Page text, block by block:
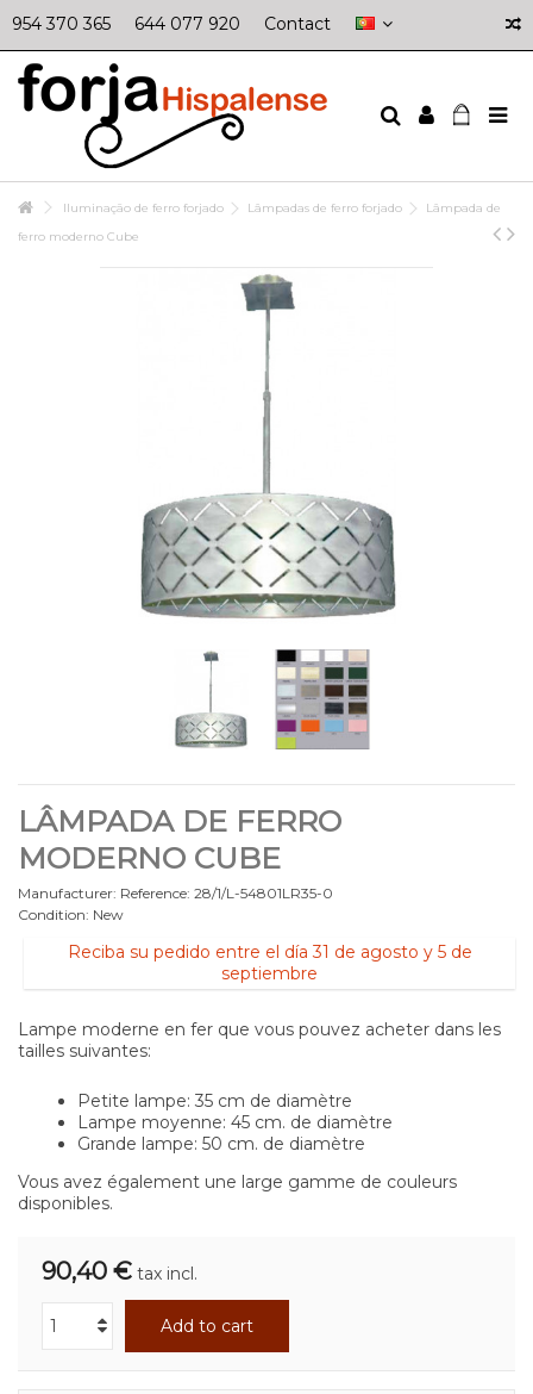
954 370 365 644 077 920 Contact
Iluminação de ferro forjado Lâmpadas de ferro forjado
Lâmpada de
ferro moderno Cube
LÂMPADA DE FERRO
MODERNO CUBE
Manufacturer: Reference: 28/1/L-54801LR35-0
Condition: New
Reciba su pedido entre el día 31 de agosto y 5 de
septiembre
Lampe moderne en fer que vous pouvez acheter dans les
tailles suivantes:
Petite lampe: 35 cm de diamètre
Lampe moyenne: 45 cm. de diamètre
Grande lampe: 50 cm. de diamètre
Vous avez également une large gamme de couleurs
disponibles.
90,40 € tax incl.
Add to cart